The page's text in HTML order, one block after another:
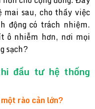
sau, cho thấy việc
động có trách nhiệm.
ô nhiễm hơn, nơi mọi
sạch?
đầu tư hệ thống
rào cản lớn?